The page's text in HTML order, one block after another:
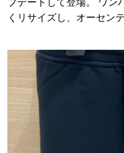
プデートして登場。 ワン
くリサイズし、オーセン